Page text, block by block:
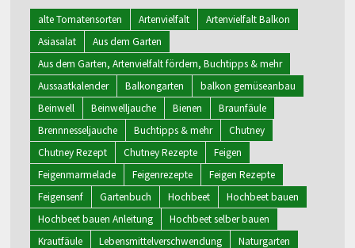
alte Tomatensorten Artenvielfalt
Artenvielfalt Balkon
Asiasalat
Aus dem Garten
Aus dem Garten, Artenvielfalt fördern, Buchtipps & mehr
Aussaatkalender
Balkongarten
balkon gemüseanbau
Beinwell
Beinwelljauche Bienen
Braunfäule
Brennnesseljauche
Buchtipps & mehr
Chutney
Chutney Rezept
Chutney Rezepte
Feigen
Feigenmarmelade
Feigenrezepte
Feigen Rezepte
Feigensenf
Gartenbuch Hochbeet
Hochbeet bauen
Hochbeet bauen Anleitung
Hochbeet selber bauen
Krautfäule
Lebensmittelverschwendung
Naturgarten